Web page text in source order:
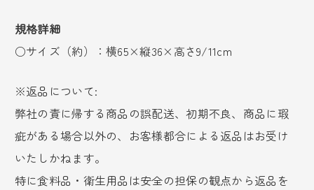
規格詳細
○サイズ（約）：横65×縦36×高さ9/11cm
※返品について:
弊社の責に帰する商品の誤配送、初期不良、商品に瑕
疵がある場合以外の、お客様都合による返品はお受け
いたしかねます。
特に食料品・衛生用品は安全の担保の観点から返品を